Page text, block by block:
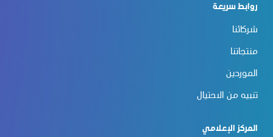
روابط سريعة
شركائنا
منتجاتنا
الموردين
تنبيه من الاحتيال
المركز الإعلامي